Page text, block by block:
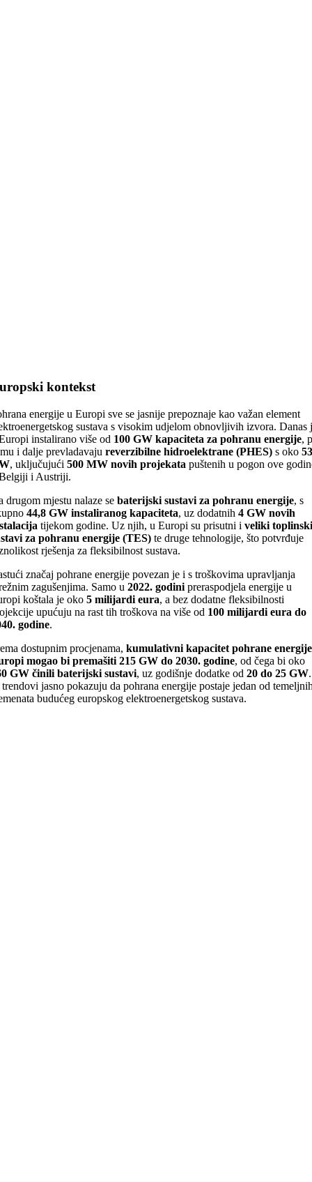
kontekst
energije u Europi sve se jasnije prepoznaje kao važan element
sustava s visokim udjelom obnovljivih izvora. Danas
instalirano više od 100 GW kapaciteta za pohranu energije,
i dalje prevladavaju reverzibilne hidroelektrane (PHES)s oko
, uključujući 500 MW novih projekata puštenih u pogon ove
i Austriji.
drugom mjestu nalaze se baterijski sustavi za pohranu energije, s
44,8 GW instaliranog kapaciteta, uz dodatnih 4 GW novih
tijekom godine. Uz njih, u Europi su prisutni i veliki toplinski
za pohranu energije (TES)te druge tehnologije, što potvrđuje
rješenja za fleksibilnost sustava.
značaj pohrane energije povezan je i s troškovima upravljanja
zagušenjima. Samo u 2022. godinipreraspodjela energije u
koštala je oko 5 milijardi eura, a bez dodatne fleksibilnosti
upućuju na rast tih troškova na više od 100 milijardi eura do
godine.
dostupnim procjenama, kumulativni kapacitet pohrane
mogao bi premašiti 215 GW do 2030. godine, od čega bi oko
GW činili baterijski sustavi, uz godišnje dodatke od 20 do 25 GW.
jasno pokazuju da pohrana energije postaje jedan od
budućeg europskog elektroenergetskog sustava.